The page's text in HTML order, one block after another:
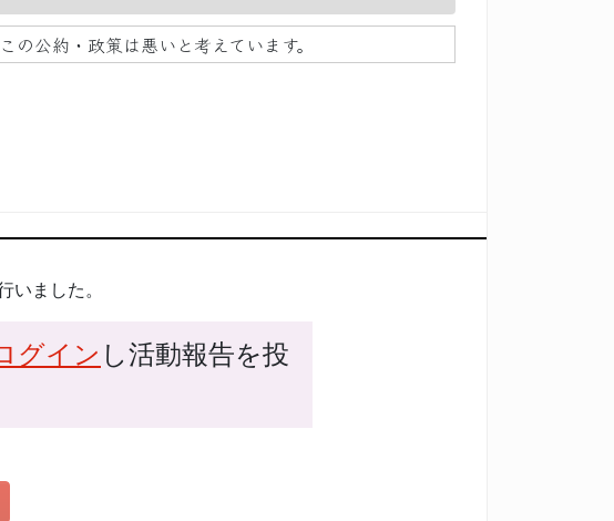
の公約・政策は悪いと考えています。
いました。
グイン し活動報告を投